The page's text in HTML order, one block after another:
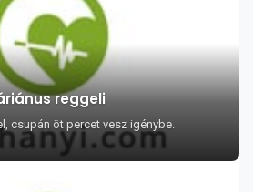
reggeli
csupán öt percet vesz igénybe.